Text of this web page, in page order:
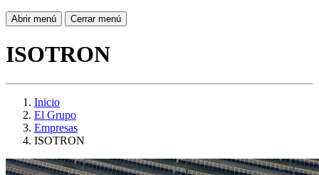
Abrir menú Cerrar menú
ISOTRON
Inicio
El Grupo
Empresas
ISOTRON